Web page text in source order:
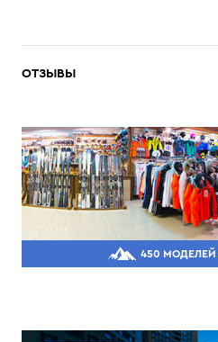
ОТЗЫВЫ
450 МОДЕЛЕЙ